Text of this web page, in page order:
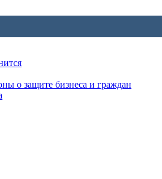
о защите бизнеса и граждан